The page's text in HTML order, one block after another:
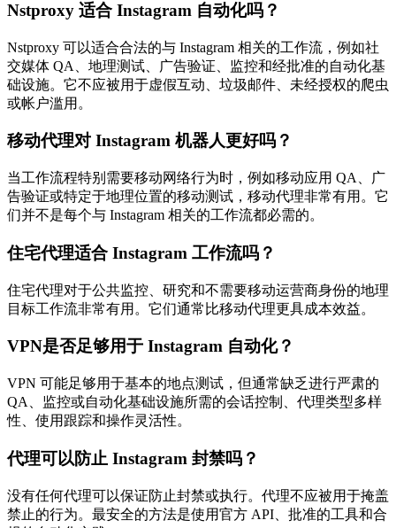
Nstproxy 适合 Instagram 自动化吗？
Nstproxy 可以适合合法的与 Instagram 相关的工作流，例如社
交媒体 QA、地理测试、广告验证、监控和经批准的自动化基
础设施。它不应被用于虚假互动、垃圾邮件、未经授权的爬虫
或帐户滥用。
移动代理对 Instagram 机器人更好吗？
当工作流程特别需要移动网络行为时，例如移动应用 QA、广
告验证或特定于地理位置的移动测试，移动代理非常有用。它
们并不是每个与 Instagram 相关的工作流都必需的。
住宅代理适合 Instagram 工作流吗？
住宅代理对于公共监控、研究和不需要移动运营商身份的地理
目标工作流非常有用。它们通常比移动代理更具成本效益。
VPN是否足够用于 Instagram 自动化？
VPN 可能足够用于基本的地点测试，但通常缺乏进行严肃的
QA、监控或自动化基础设施所需的会话控制、代理类型多样
性、使用跟踪和操作灵活性。
代理可以防止 Instagram 封禁吗？
没有任何代理可以保证防止封禁或执行。代理不应被用于掩盖
禁止的行为。最安全的方法是使用官方 API、批准的工具和合